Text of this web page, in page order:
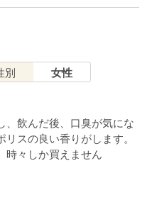
別 女性
、飲んだ後、口臭が気にな
リスの良い香りがします。
時々しか買えません